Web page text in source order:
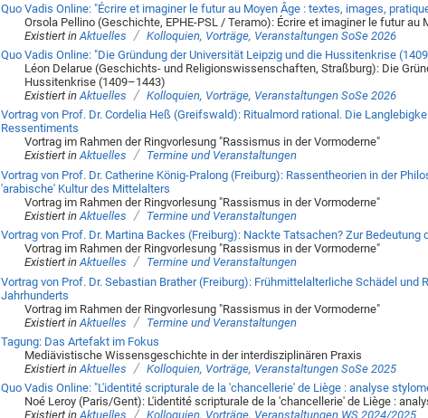
Quo Vadis Online: "Écrire et imaginer le futur au Moyen Âge : textes, images,
Orsola Pellino (Geschichte, EPHE-PSL / Teramo): Écrire et imaginer le futur au
Existiert in Aktuelles / Kolloquien, Vorträge, Veranstaltungen SoSe 2026
Quo Vadis Online: "Die Gründung der Universität Leipzig und die Hussitenkrise
Léon Delarue (Geschichts- und Religionswissenschaften, Straßburg): Die
Hussitenkrise (1409–1443)
Existiert in Aktuelles / Kolloquien, Vorträge, Veranstaltungen SoSe 2026
Vortrag von Prof. Dr. Cordelia Heß (Greifswald): Ritualmord rational. Die
Ressentiments
Vortrag im Rahmen der Ringvorlesung "Rassismus in der Vormoderne"
Existiert in Aktuelles /
Termine und Veranstaltungen
Vortrag von Prof. Dr. Catherine König-Pralong (Freiburg): Rassentheorien in der
'arabische' Kultur des Mittelalters
Vortrag im Rahmen der Ringvorlesung "Rassismus in der Vormoderne"
Existiert in Aktuelles /
Termine und Veranstaltungen
Vortrag von Prof. Dr. Martina Backes (Freiburg): Nackte Tatsachen? Zur Bedeutung
Vortrag im Rahmen der Ringvorlesung "Rassismus in der Vormoderne"
Existiert in Aktuelles /
Termine und Veranstaltungen
Vortrag von Prof. Dr. Sebastian Brather (Freiburg): Frühmittelalterliche Schädel und
Jahrhunderts
Vortrag im Rahmen der Ringvorlesung "Rassismus in der Vormoderne"
Existiert in Aktuelles /
Termine und Veranstaltungen
Tagung: Das Artefakt im Fokus
Mediävistische Wissensgeschichte in der interdisziplinären Praxis
Existiert in Aktuelles / Kolloquien, Vorträge, Veranstaltungen SoSe 2025
Quo Vadis Online: "L'identité scripturale de la 'chancellerie' de Liège : analyse
Noé Leroy (Paris/Gent): L'identité scripturale de la 'chancellerie' de Liège :
Existiert in Aktuelles / Kolloquien, Vorträge, Veranstaltungen WS 2024/2025